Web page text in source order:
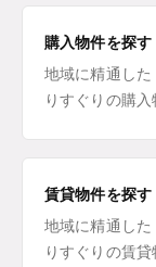
購入物件を探す
地域に精通し
りすぐりの購入
賃貸物件を探す
地域に精通し
りすぐりの賃貸